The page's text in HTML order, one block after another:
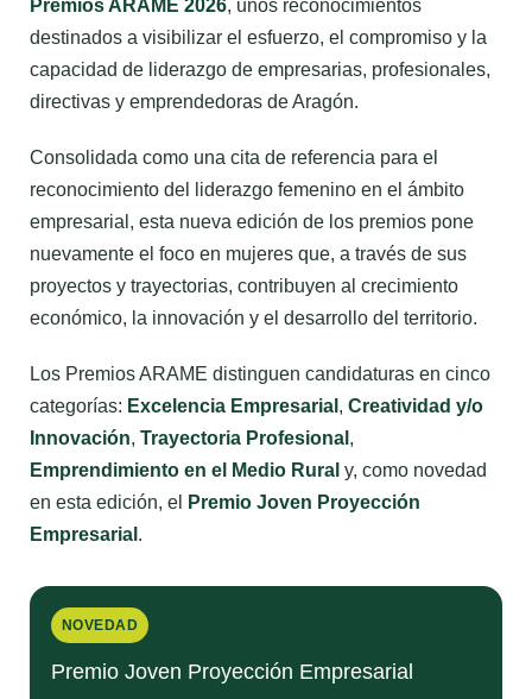
Premios ARAME 2026, unos reconocimientos
destinados a visibilizar el esfuerzo, el compromiso y la
capacidad de liderazgo de empresarias, profesionales,
directivas y emprendedoras de Aragón.
Consolidada como una cita de referencia para el
reconocimiento del liderazgo femenino en el ámbito
empresarial, esta nueva edición de los premios pone
nuevamente el foco en mujeres que, a través de sus
proyectos y trayectorias, contribuyen al crecimiento
económico, la innovación y el desarrollo del territorio.
Los Premios ARAME distinguen candidaturas en cinco
categorías: Excelencia Empresarial , Creatividad y/o
Innovación, Trayectoria Profesional ,
Emprendimiento en el Medio Rural y, como novedad
en esta edición, el
Premio Joven Proyección
Empresarial .
NOVEDAD
Premio Joven Proyección Empresarial